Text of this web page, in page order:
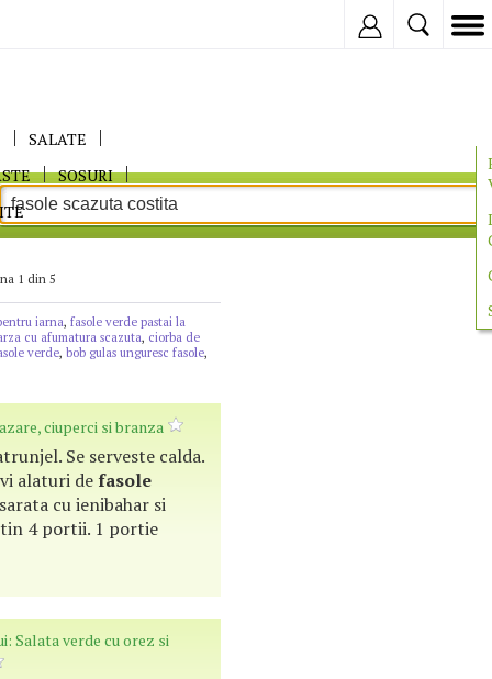
SALATE
SOSURI
1 din 5
iarna, fasole verde pastai la
cu afumatura scazuta, ciorba de
verde, bob gulas unguresc fasole,
ciuperci si branza
Se serveste calda.
alaturi defasole
cu ienibahar si
4 portii. 1 portie
Salata verde cu orez si